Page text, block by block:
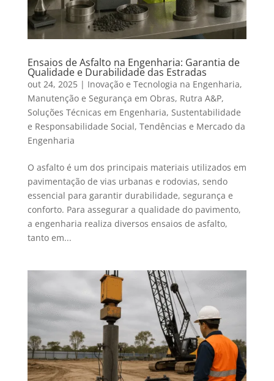
Ensaios de Asfalto na Engenharia: Garantia de
Qualidade e Durabilidade das Estradas
out 24, 2025| Inovação e Tecnologia na Engenharia,
Manutenção e Segurança em Obras, Rutra A&P,
Soluções Técnicas em Engenharia, Sustentabilidade
e Responsabilidade Social, Tendências e Mercado da
Engenharia
O asfalto é um dos principais materiais utilizados em
pavimentação de vias urbanas e rodovias, sendo
essencial para garantir durabilidade, segurança e
conforto. Para assegurar a qualidade do pavimento,
a engenharia realiza diversos ensaios de asfalto,
tanto em...